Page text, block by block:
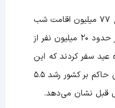
در ایام نوروز سال‌جاری در مجموع ۷۷ میلیون اقامت شب
در کشور ثبت شد و به طور کلی در حدود ۲۰ میلیون نفر از
در طول ایام ۱۶ روزه عید سفر کردند که این
عدد با توجه به شرایط آب و هوایی حاکم بر کشور رشد ۵.۵
قبل نشان می‌دهد.